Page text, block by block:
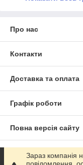
Про нас
Контакти
Доставка та оплата
Графік роботи
Повна версія сайту
Сайт створено на
Зараз компанія